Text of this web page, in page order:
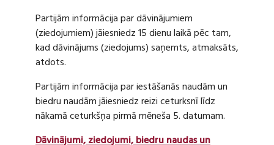
Partijām informācija par dāvinājumiem
(ziedojumiem) jāiesniedz 15 dienu laikā pēc tam,
kad dāvinājums (ziedojums) saņemts, atmaksāts,
atdots.
Partijām informācija par iestāšanās naudām un
biedru naudām jāiesniedz reizi ceturksnī līdz
nākamā ceturkšņa pirmā mēneša 5. datumam.
Dāvinājumi, ziedojumi, biedru naudas un